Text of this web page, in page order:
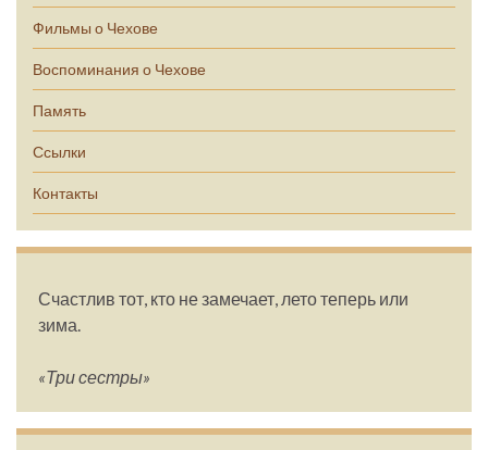
Фильмы о Чехове
Воспоминания о Чехове
Память
Ссылки
Контакты
Счастлив тот, кто не замечает, лето теперь или
зима.
«Три сестры»